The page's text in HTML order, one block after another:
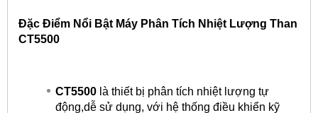
Đặc Điểm Nổi Bật Máy Phân Tích Nhiệt Lượng Than
CT5500
CT5500 là thiết bị phân tích nhiệt lượng tự
động,dễ sử dụng, với hệ thống điều khiển kỹ